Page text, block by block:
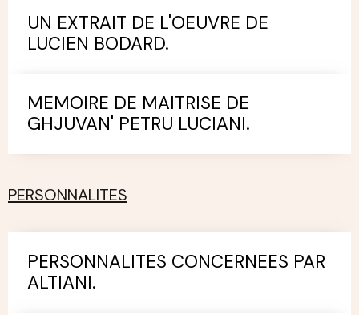
UN EXTRAIT DE L'OEUVRE DE
LUCIEN BODARD.
MEMOIRE DE MAITRISE DE
GHJUVAN' PETRU LUCIANI.
PERSONNALITES
PERSONNALITES CONCERNEES PAR
ALTIANI.